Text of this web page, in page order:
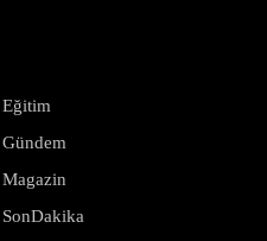
Eğitim
Gündem
Magazin
SonDakika